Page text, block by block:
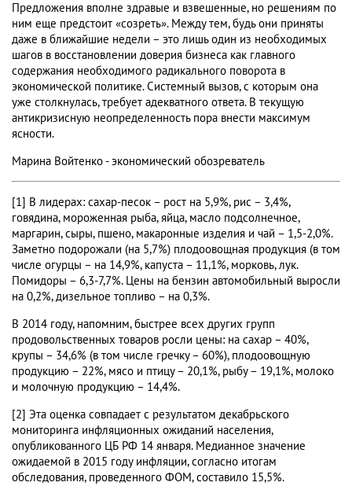
Предложения вполне здравые и взвешенные, но решениям по
ним еще предстоит «созреть». Между тем, будь они приняты
даже в ближайшие недели – это лишь один из необходимых
шагов в восстановлении доверия бизнеса как главного
содержания необходимого радикального поворота в
экономической политике. Системный вызов, с которым она
уже столкнулась, требует адекватного ответа. В текущую
антикризисную неопределенность пора внести максимум
ясности.
Марина Войтенко - экономический обозреватель
[1] В лидерах: сахар-песок – рост на 5,9%, рис – 3,4%,
говядина, мороженная рыба, яйца, масло подсолнечное,
маргарин, сыры, пшено, макаронные изделия и чай – 1,5-2,0%.
Заметно подорожали (на 5,7%) плодоовощная продукция (в том
числе огурцы – на 14,9%, капуста – 11,1%, морковь, лук.
Помидоры – 6,3-7,7%. Цены на бензин автомобильный выросли
на 0,2%, дизельное топливо – на 0,3%.
В 2014 году, напомним, быстрее всех других групп
продовольственных товаров росли цены: на сахар – 40%,
крупы – 34,6% (в том числе гречку – 60%), плодоовощную
продукцию – 22%, мясо и птицу – 20,1%, рыбу – 19,1%, молоко
и молочную продукцию – 14,4%.
[2] Эта оценка совпадает с результатом декабрьского
мониторинга инфляционных ожиданий населения,
опубликованного ЦБ РФ 14 января. Медианное значение
ожидаемой в 2015 году инфляции, согласно итогам
обследования, проведенного ФОМ, составило 15,5%.